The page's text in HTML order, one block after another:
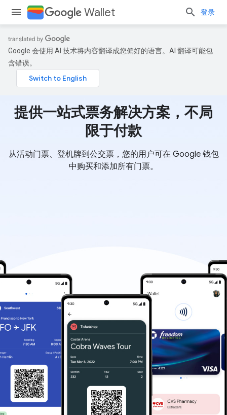
Wallet 登录
Google 会使用 AI 技术将内容翻译成您偏好的语言。AI 翻译可能包
含错误。
提供一站式票务解决方案，不局
限于付款
从活动门票、登机牌到公交票，您的用户可在 Google 钱包
中购买和添加所有门票。